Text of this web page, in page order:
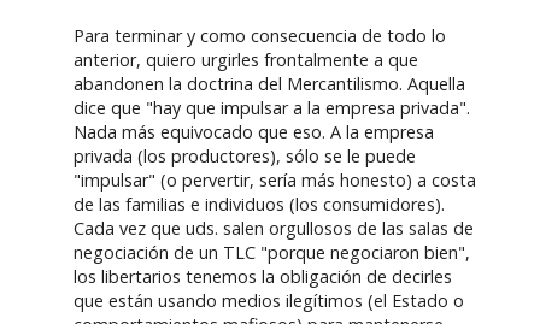
Para terminar y como consecuencia de todo lo
anterior, quiero urgirles frontalmente a que
abandonen la doctrina del Mercantilismo. Aquella
dice que "hay que impulsar a la empresa privada".
Nada más equivocado que eso. A la empresa
privada (los productores), sólo se le puede
"impulsar" (o pervertir, sería más honesto) a costa
de las familias e individuos (los consumidores).
Cada vez que uds. salen orgullosos de las salas de
negociación de un TLC "porque negociaron bien",
los libertarios tenemos la obligación de decirles
que están usando medios ilegítimos (el Estado o